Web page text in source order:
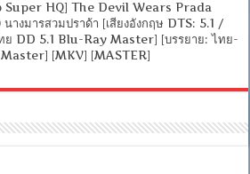
Super HQ] The Devil Wears Prada
างมารสวมปราด้า [เสียงอังกฤษ DTS: 5.1 /
ย DD 5.1 Blu-Ray Master] [บรรยาย: ไทย-
Master] [MKV] [MASTER]